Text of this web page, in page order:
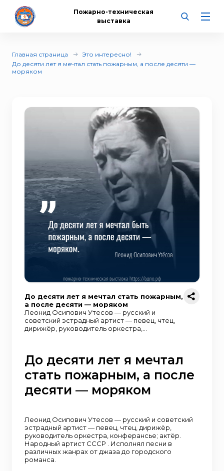
Пожарно-техническая
выставка
Главная страница
Это интересно!
До десяти лет я мечтал стать пожарным, а после десяти —
моряком
До десяти лет я мечтал стать пожарным,
а после десяти — моряком
Леонид Осипович Утесов — русский и
советский эстрадный артист — певец, чтец,
дирижёр, руководитель оркестра,
рассказывал, как появился в биографии его
творческий псевдоним, и признавался, что
очень хотел называться «как-нибудь красиво
и возвышенно». Было много вариантов:
Скалов, Горский, Горин и другие
кладбищенское». И вот однажды, «стоя на
Ланжероне и глядя на утес с рыбачьей
хижиной», он понял: «Именно Утесов!».
До десяти лет я мечтал
стать пожарным, а после
десяти — моряком
Леонид Осипович Утесов — русский и советский
эстрадный артист — певец, чтец, дирижёр,
руководитель оркестра, конферансье; актёр.
Народный артист СССР . Исполнял песни в
различных жанрах от джаза до городского
романса.